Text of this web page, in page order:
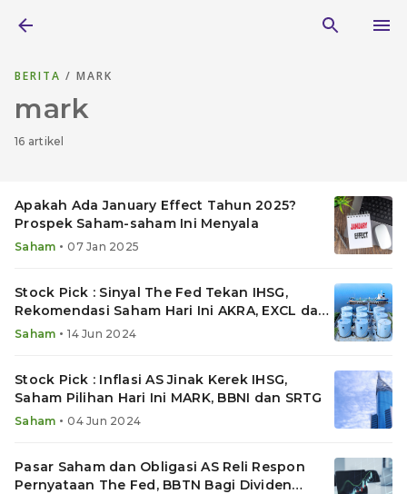
BERITA / MARK
mark
16 artikel
Apakah Ada January Effect Tahun 2025?
Prospek Saham-saham Ini Menyala
Saham • 07 Jan 2025
Stock Pick : Sinyal The Fed Tekan IHSG,
Rekomendasi Saham Hari Ini AKRA, EXCL dan
MARK
Saham • 14 Jun 2024
Stock Pick : Inflasi AS Jinak Kerek IHSG,
Saham Pilihan Hari Ini MARK, BBNI dan SRTG
Saham • 04 Jun 2024
Pasar Saham dan Obligasi AS Reli Respon
Pernyataan The Fed, BBTN Bagi Dividen